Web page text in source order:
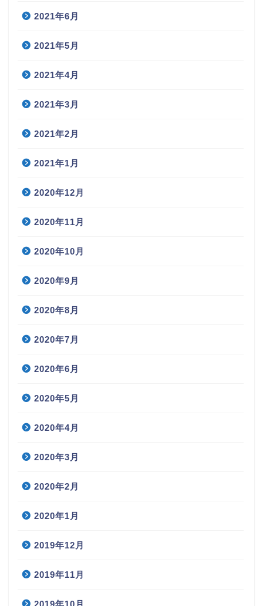
2021年6月
2021年5月
2021年4月
2021年3月
2021年2月
2021年1月
2020年12月
2020年11月
2020年10月
2020年9月
2020年8月
2020年7月
2020年6月
2020年5月
2020年4月
2020年3月
2020年2月
2020年1月
2019年12月
2019年11月
2019年10月